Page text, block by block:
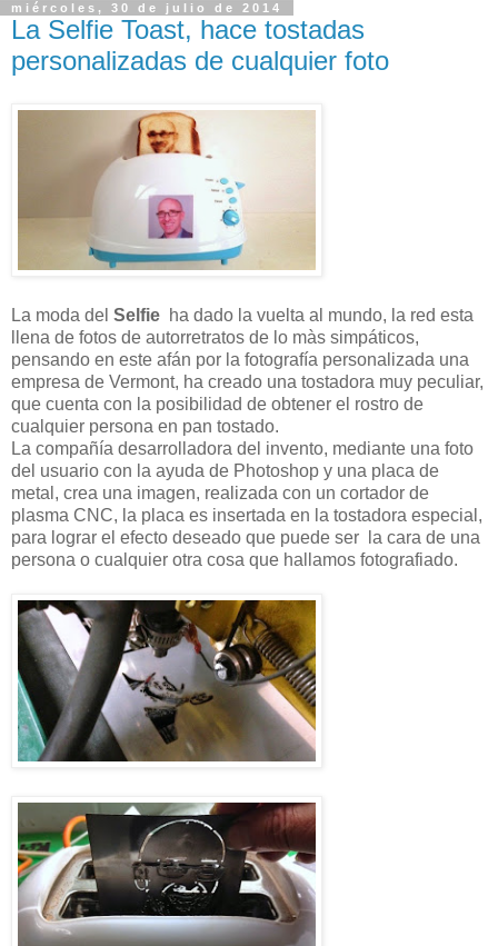
miércoles, 30 de julio de 2014
La Selfie Toast, hace tostadas
personalizadas de cualquier foto
La moda del Selfie ha dado la vuelta al mundo, la red esta
llena de fotos de autorretratos de lo màs simpáticos,
pensando en este afán por la fotografía personalizada una
empresa de Vermont, ha creado una tostadora muy peculiar,
que cuenta con la posibilidad de obtener el rostro de
cualquier persona en pan tostado.
La compañía desarrolladora del invento, mediante una foto
del usuario con la ayuda de Photoshop y una placa de
metal, crea una imagen, realizada con un cortador de
plasma CNC, la placa es insertada en la tostadora especial,
para lograr el efecto deseado que puede ser la cara de una
persona o cualquier otra cosa que hallamos fotografiado.